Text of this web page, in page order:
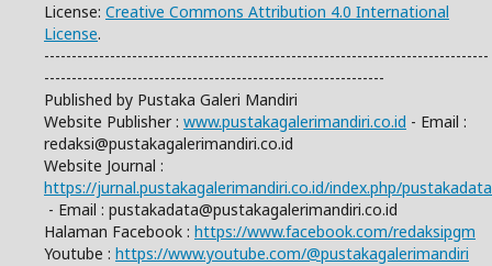
License: Creative Commons Attribution 4.0 International
License.
---------------------------------------------------------------------------------
--------------------------------------------------------------
Published by Pustaka Galeri Mandiri
Website Publisher : www.pustakagalerimandiri.co.id - Email :
redaksi@pustakagalerimandiri.co.id
Website Journal :
https://jurnal.pustakagalerimandiri.co.id/index.php/pustakadata
- Email : pustakadata@pustakagalerimandiri.co.id
Halaman Facebook : https://www.facebook.com/redaksipgm
Youtube : https://www.youtube.com/@pustakagalerimandiri